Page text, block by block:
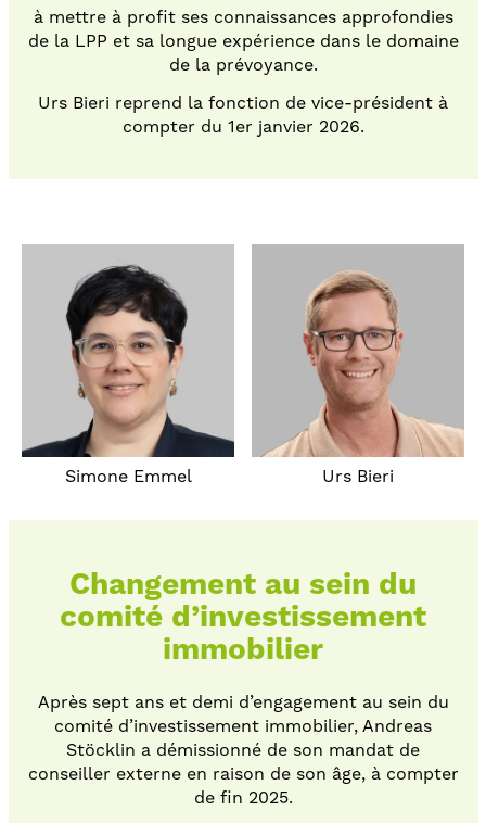
à mettre à profit ses connaissances approfondies
de la LPP et sa longue expérience dans le domaine
de la prévoyance.
Urs Bieri reprend la fonction de vice-président à
compter du 1er janvier 2026.
Simone Emmel Urs Bieri
Changement au sein du
comité d’investissement
immobilier
Après sept ans et demi d’engagement au sein du
comité d’investissement immobilier, Andreas
Stöcklin a démissionné de son mandat de
conseiller externe en raison de son âge, à compter
de fin 2025.